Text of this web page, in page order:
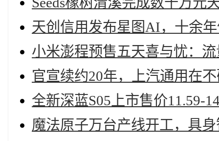
天创信用发布星图AI，十余
小米澎程预售五天喜与忧：
官宣续约20年，上汽通用在
全新深蓝S05上市售价11.59-
魔法原子万台产线开工，具